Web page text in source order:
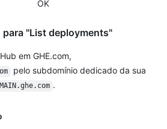
OK
"List deployments"
em GHE.com,
pelo subdomínio dedicado da sua
.